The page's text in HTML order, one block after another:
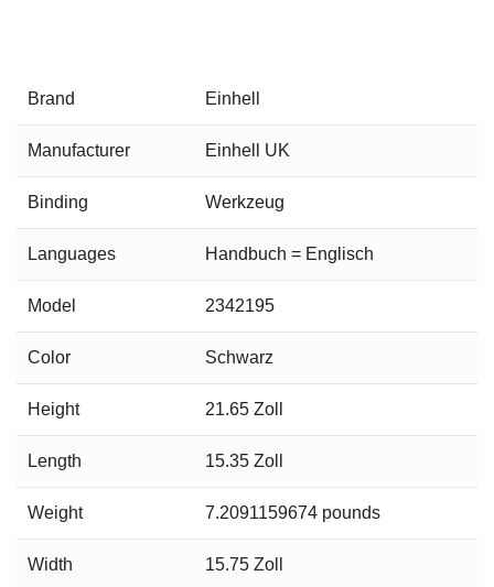
Brand Einhell
Manufacturer Einhell UK
Binding Werkzeug
Languages Handbuch = Englisch
Model 2342195
Color Schwarz
Height 21.65 Zoll
Length 15.35 Zoll
Weight 7.2091159674 pounds
Width 15.75 Zoll